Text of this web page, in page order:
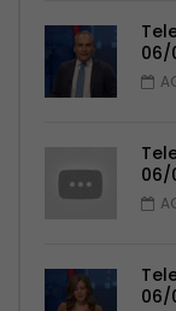
06/
06/
06/